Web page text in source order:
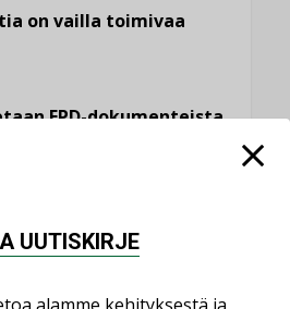
on vailla toimivaa
EPD-dokumenteista
paikalleen
UUTISKIRJE
alamme kehityksestä ja